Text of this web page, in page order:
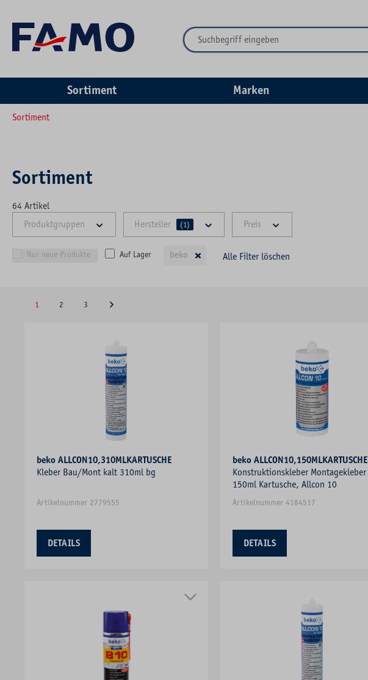
Sortiment Marken
Sortiment
Sortiment
64 Artikel
Produktgruppen
Hersteller (1) Preis
Nur neue Produkte Auf Lager beko × Alle Filter löschen
1 2 3
beko ALLCON10,310MLKARTUSCHE
Kleber Bau/Mont kalt 310ml bg
Artikelnummer 2779555
DETAILS
beko ALLCON10,150MLKARTUSCHE
Konstruktionskleber Montagekleber
150ml Kartusche, Allcon 10
Artikelnummer 4184517
DETAILS